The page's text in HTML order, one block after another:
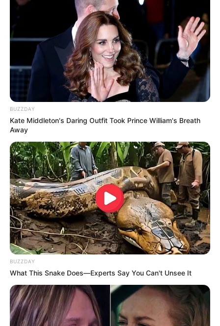
Serem! 9 Chat Ojek Online &
Pelanggan Ini Bikin Auto
Merinding
BUZZDAY
Kate Middleton's Daring Outfit Took Prince William's Breath
Away
BUZZDAY
What This Snake Does—Experts Say You Can't Unsee It